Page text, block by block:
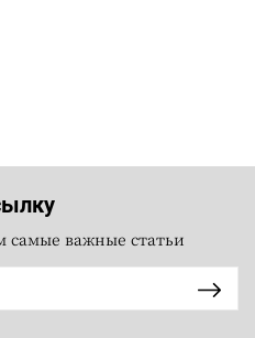
самые важные статьи